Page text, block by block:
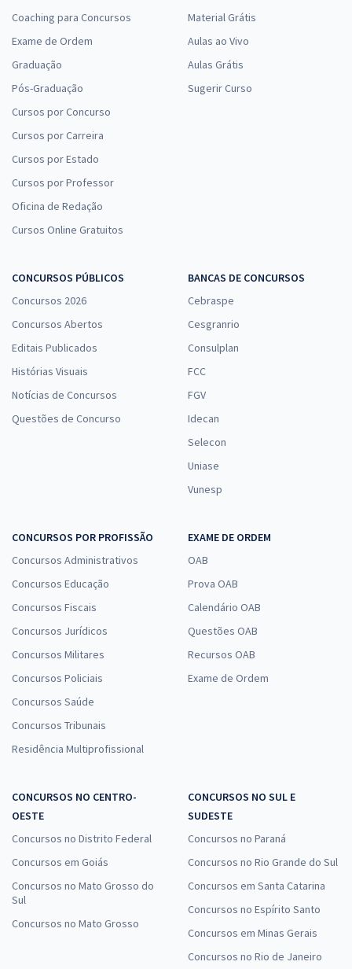
Coaching para Concursos
Exame de Ordem
Graduação
Pós-Graduação
Cursos por Concurso
Cursos por Carreira
Cursos por Estado
Cursos por Professor
Oficina de Redação
Cursos Online Gratuitos
Material Grátis
Aulas ao Vivo
Aulas Grátis
Sugerir Curso
CONCURSOS PÚBLICOS
Concursos 2026
Concursos Abertos
Editais Publicados
Histórias Visuais
Notícias de Concursos
Questões de Concurso
BANCAS DE CONCURSOS
Cebraspe
Cesgranrio
Consulplan
FCC
FGV
Idecan
Selecon
Uniase
Vunesp
CONCURSOS POR PROFISSÃO
Concursos Administrativos
Concursos Educação
Concursos Fiscais
Concursos Jurídicos
Concursos Militares
Concursos Policiais
Concursos Saúde
Concursos Tribunais
Residência Multiprofissional
EXAME DE ORDEM
OAB
Prova OAB
Calendário OAB
Questões OAB
Recursos OAB
Exame de Ordem
CONCURSOS NO CENTRO-
OESTE
Concursos no Distrito Federal
Concursos em Goiás
Concursos no Mato Grosso do
Sul
Concursos no Mato Grosso
CONCURSOS NO SUL E
SUDESTE
Concursos no Paraná
Concursos no Rio Grande do Sul
Concursos em Santa Catarina
Concursos no Espírito Santo
Concursos em Minas Gerais
Concursos no Rio de Janeiro